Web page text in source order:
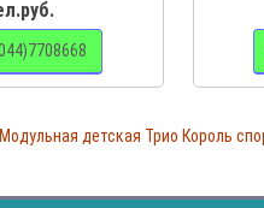
Модульная детская Трио Король